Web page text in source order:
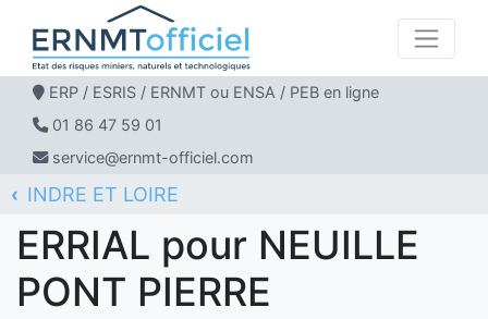
ERP / ESRIS / ERNMT ou ENSA / PEB en ligne
01 86 47 59 01
service@ernmt-officiel.com
ERNMT Officiel
ERRIAL
INDRE ET LOIRE
NEUILLE PONT PIERRE
ERRIAL pour NEUILLE
PONT PIERRE